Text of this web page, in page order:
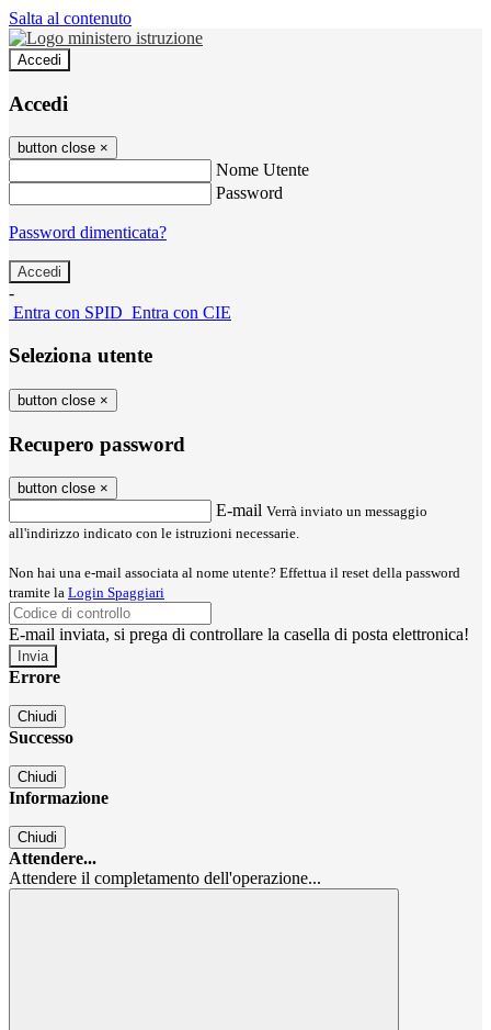
Salta al contenuto
Accedi
Accedi
button close ×
Nome Utente
Password
Password dimenticata?
-
Entra con SPID Entra con CIE
Seleziona utente
button close ×
Recupero password
button close ×
E-mail Verrà inviato un messaggio
all'indirizzo indicato con le istruzioni necessarie.
Non hai una e-mail associata al nome utente? Effettua il reset della password
tramite la Login Spaggiari
E-mail inviata, si prega di controllare la casella di posta elettronica!
Errore
Chiudi
Successo
Chiudi
Informazione
Chiudi
Attendere...
Attendere il completamento dell'operazione...